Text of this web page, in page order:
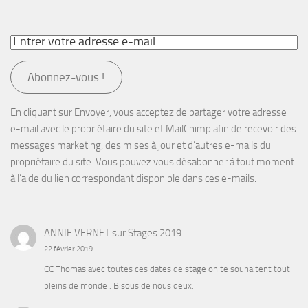
Abonnez-vous !
En cliquant sur Envoyer, vous acceptez de partager votre adresse
e-mail avec le propriétaire du site et MailChimp afin de recevoir des
messages marketing, des mises à jour et d’autres e-mails du
propriétaire du site. Vous pouvez vous désabonner à tout moment
à l’aide du lien correspondant disponible dans ces e-mails.
ANNIE VERNETsur Stages 2019
22 février 2019
CC Thomas avec toutes ces dates de stage on te souhaitent tout
pleins de monde . Bisous de nous deux.